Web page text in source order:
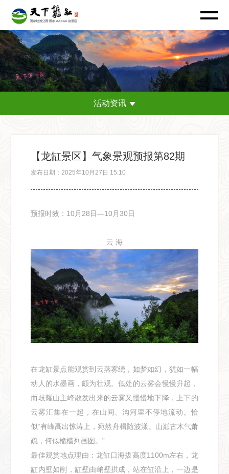
活动资讯
【龙缸景区】气象景观预报第82期
发布日期：2025年10月27日 15:10
预报时效：10月28日—10月30日
云 海
在龙缸景点能观赏到云蒸雾绕，如梦如幻，犹如一幅
动人的水墨画，颇为壮观。低处的云雾会慢慢升起，
而歧耀山主峰散发出来的云雾又慢慢地下降，上下的
云雾汇集在一起，在山间、沟河里不停地流动。恰
似“有峰高出惊涛上，宛然舟楫随波漾。山巅古木气萧
疏，何似桅樯列画图。”
最佳观赏地点理由：龙缸口海拔高度1100m左右，龙
缸内壁如削，缸壁由峭壁拱成，站在缸沿上，一边是